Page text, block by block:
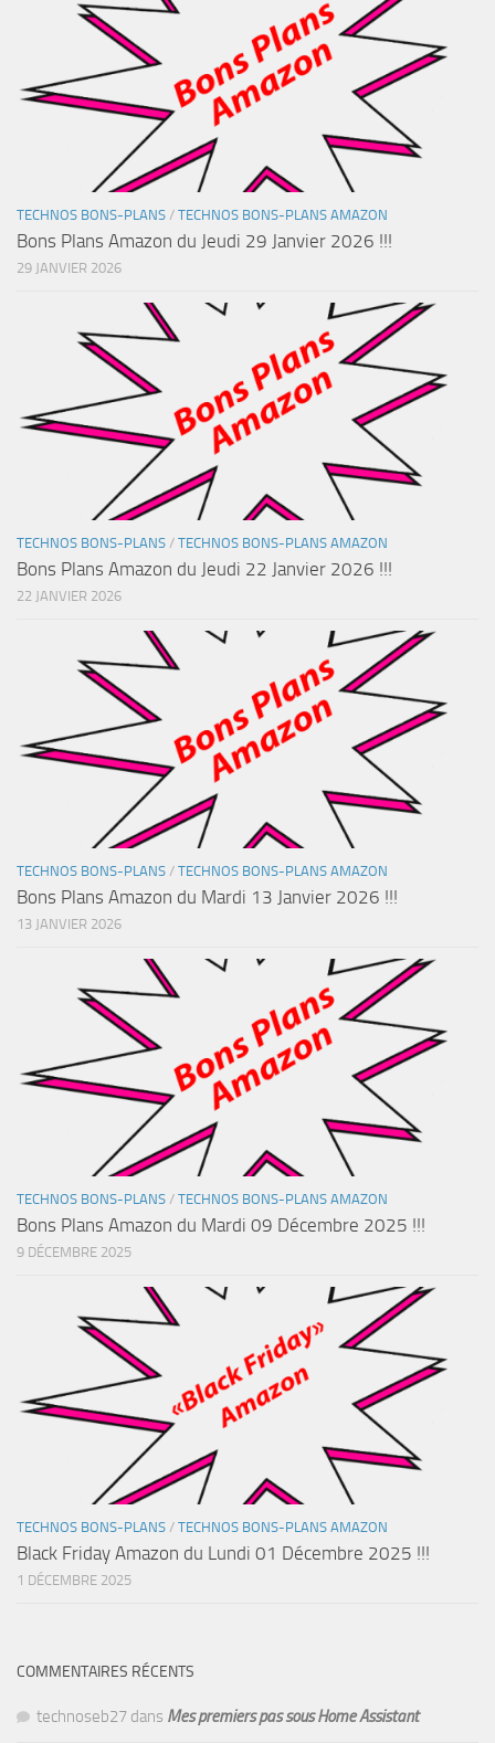
TECHNOS BONS-PLANS / TECHNOS BONS-PLANS AMAZON
Bons Plans Amazon du Jeudi 29 Janvier 2026 !!!
29 JANVIER 2026
TECHNOS BONS-PLANS / TECHNOS BONS-PLANS AMAZON
Bons Plans Amazon du Jeudi 22 Janvier 2026 !!!
22 JANVIER 2026
TECHNOS BONS-PLANS / TECHNOS BONS-PLANS AMAZON
Bons Plans Amazon du Mardi 13 Janvier 2026 !!!
13 JANVIER 2026
TECHNOS BONS-PLANS / TECHNOS BONS-PLANS AMAZON
Bons Plans Amazon du Mardi 09 Décembre 2025 !!!
9 DÉCEMBRE 2025
TECHNOS BONS-PLANS / TECHNOS BONS-PLANS AMAZON
Black Friday Amazon du Lundi 01 Décembre 2025 !!!
1 DÉCEMBRE 2025
COMMENTAIRES RÉCENTS
technoseb27 dans Mes premiers pas sous Home Assistant